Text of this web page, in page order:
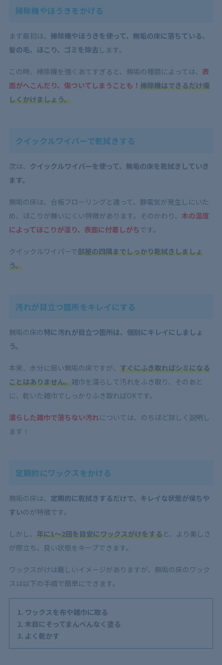
掃除機やほうきをかける
まず最初は、 掃除機やほうきを使って、無垢の床に落ちている、
髪の毛、ほこり、ゴミを除去 します。
この時、掃除機を強くあてすぎると、無垢の種類によっては、 表
面がへこんだり、傷ついてしまうことも！ 掃除機はできるだけ優
しくかけましょう。
クイックルワイパーで乾拭きする
次は、 クイックルワイパーを使って、無垢の床を乾拭きしていき
ます。
無垢の床は、合板フローリングと違って、静電気が発生しにいた
め、ほこりが舞いにくい特徴があります。そのかわり、 木の湿度
によってほこりが湿り、表面に付着しがちです。
クイックルワイパーで部屋の四隅までしっかり乾拭きしましょ
う。
汚れが目立つ箇所をキレイにする
無垢の床の特に汚れが目立つ箇所は、個別にキレイにしましょ
う。
本来、水分に弱い無垢の床ですが、 すぐにふき取ればシミになる
ことはありません。雑巾を濡らして汚れをふき取り、そのあと
に、乾いた雑巾でしっかりふき取ればOKです。
濡らした雑巾で落ちない汚れについては、のちほど詳しく説明し
ます！
定期的にワックスをかける
無垢の床は、 定期的に乾拭きするだけで、キレイな状態が保ちや
すいのが特徴です。
しかし、 年に1～2回を目安にワックスがけをすると、より美しさ
が際立ち、良い状態をキープできます。
ワックスがけは難しいイメージがありますが、無垢の床のワック
スは以下の手順で簡単にできます。
ワックスを布や雑巾に取る
木目にそってまんべんなく塗る
よく乾かす